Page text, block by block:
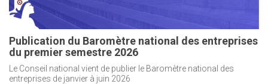
Publication du Baromètre national des entreprises
du premier semestre 2026
Le Conseil national vient de publier le Baromètre national des
entreprises de janvier à juin 2026